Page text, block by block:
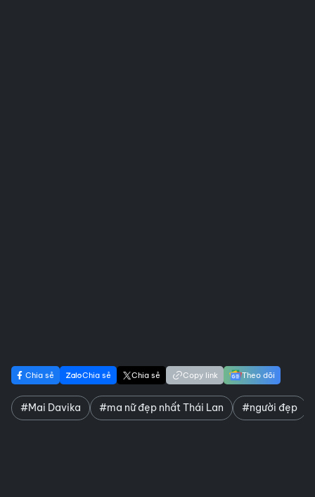
Chia sẻ Chia sẻ Chia sẻ Copy link Theo dõi
#Mai Davika #ma nữ đẹp nhất Thái Lan #người đẹp